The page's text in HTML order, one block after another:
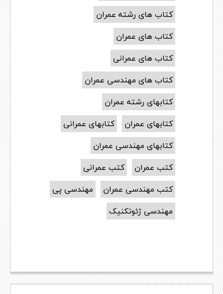
کتاب های رشته عمران
کتاب های عمران
کتاب های عمرانی
کتاب های مهندسی عمران
کتابهای رشته عمران
کتابهای عمران
کتابهای عمرانی
کتابهای مهندسی عمران
کتب عمران
کتب عمرانی
کتب مهندسی عمران
مهندسی پی
مهندسی ژئوتکنیک